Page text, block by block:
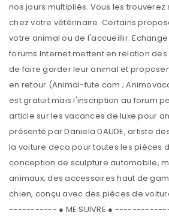
nos jours multipliés. Vous les trouverez
chez votre vétérinaire. Certains
votre animal ou de l'accueillir.
forums Internet mettent en relation
de faire garder leur animal et
en retour (Animal-fute.com ;
est gratuit mais l'inscription au forum
article sur les vacances de luxe pour
présenté par Daniela DAUDE, artiste
la voiture deco pour toutes les pièces
conception de sculpture automobile,
animaux, des accessoires haut de
chien, conçu avec des pièces de
----------- ● ME SUIVRE ●